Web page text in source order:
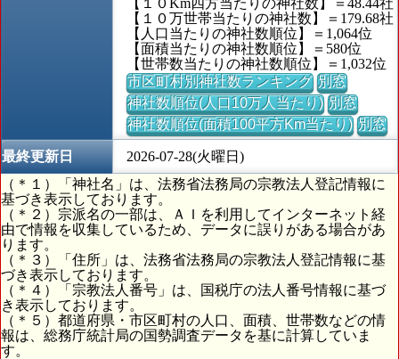
【１０万世帯当たりの神社数】＝179.68社
【人口当たりの神社数順位】＝1,064位
【面積当たりの神社数順位】＝580位
【世帯数当たりの神社数順位】＝1,032位
市区町村別神社数ランキング 別窓
神社数順位(人口10万人当たり) 別窓
神社数順位(面積100平方Km当たり) 別窓
最終更新日
2026-07-28(火曜日)
（＊１）「神社名」は、法務省法務局の宗教法人登記情報に
基づき表示しております。
（＊２）宗派名の一部は、ＡＩを利用してインターネット経
由で情報を収集しているため、データに誤りがある場合があ
ります。
（＊３）「住所」は、法務省法務局の宗教法人登記情報に基
づき表示しております。
（＊４）「宗教法人番号」は、国税庁の法人番号情報に基づ
き表示しております。
（＊５）都道府県・市区町村の人口、面積、世帯数などの情
報は、総務庁統計局の国勢調査データを基に計算していま
す。